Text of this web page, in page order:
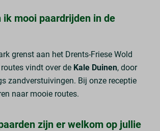
mooi paardrijden in de
grenst aan het Drents-Friese Wold
vindt over de Kale Duinen, door
zandverstuivingen. Bij onze receptie
naar mooie routes.
zijn er welkom op jullie